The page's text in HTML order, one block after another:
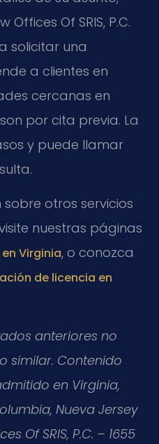
Of SRIS, P.C.
solicitar una
a clientes en
cercanas en
por cita previa. La
y puede llamar
otros servicios
nuestras páginas
Virginia, o conozca
de licencia en
anteriores no
similar. Contenido
en Virginia,
Nueva Jersey
Of SRIS, P.C. – 1655